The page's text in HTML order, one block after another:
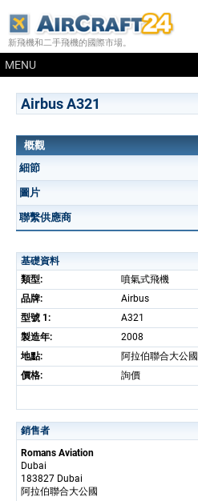
新飛機和二手飛機的國際市場。
MENU
Airbus A321
概觀
細節
圖片
聯繫供應商
基礎資料
類型:
噴氣式飛機
品牌:
Airbus
型號 1:
A321
製造年:
2008
地點:
阿拉伯聯合大公國
價格:
詢價
銷售者
Romans Aviation
Dubai
183827 Dubai
阿拉伯聯合大公國